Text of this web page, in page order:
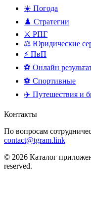
☀️ Погода
♟️ Стратегии
⚔️ РПГ
⚖️ Юридические
⚡ ПвП
⚽ Онлайн
⚽ Спортивные
✈️ Путешествия и
Контакты
По вопросам
contact@tgram.link
© 2026 Каталог
reserved.